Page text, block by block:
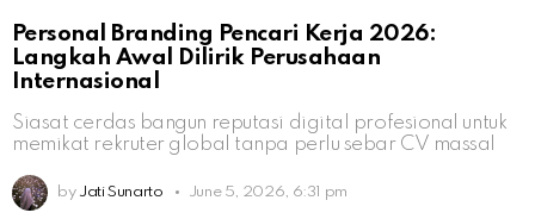
Personal Branding Pencari Kerja 2026:
Langkah Awal Dilirik Perusahaan
Internasional
Siasat cerdas bangun reputasi digital profesional untuk
memikat rekruter global tanpa perlu sebar CV massal
by Jati Sunarto June 5, 2026, 6:31 pm